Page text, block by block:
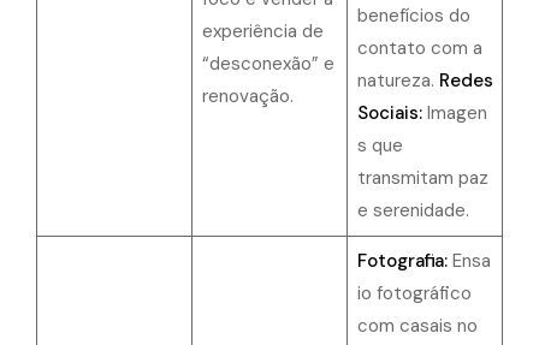
experiência de
“desconexão” e
renovação.
benefícios do
contato com a
natureza. Redes
Sociais:Imagen
s que
transmitam paz
e serenidade.
Fotografia:Ensa
io fotográfico
com casais no